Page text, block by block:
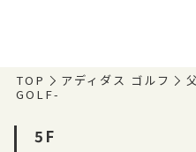
TOP アディダス ゴルフ
GOLF-
5F